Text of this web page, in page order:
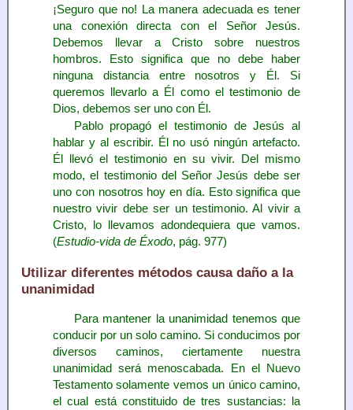
¡Seguro que no! La manera adecuada es tener
una conexión directa con el Señor Jesús.
Debemos llevar a Cristo sobre nuestros
hombros. Esto significa que no debe haber
ninguna distancia entre nosotros y Él. Si
queremos llevarlo a Él como el testimonio de
Dios, debemos ser uno con Él.
Pablo propagó el testimonio de Jesús al
hablar y al escribir. Él no usó ningún artefacto.
Él llevó el testimonio en su vivir. Del mismo
modo, el testimonio del Señor Jesús debe ser
uno con nosotros hoy en día. Esto significa que
nuestro vivir debe ser un testimonio. Al vivir a
Cristo, lo llevamos adondequiera que vamos.
(Estudio-vida de Éxodo, pág. 977)
Utilizar diferentes métodos causa daño a la
unanimidad
Para mantener la unanimidad tenemos que
conducir por un solo camino. Si conducimos por
diversos caminos, ciertamente nuestra
unanimidad será menoscabada. En el Nuevo
Testamento solamente vemos un único camino,
el cual está constituido de tres sustancias: la